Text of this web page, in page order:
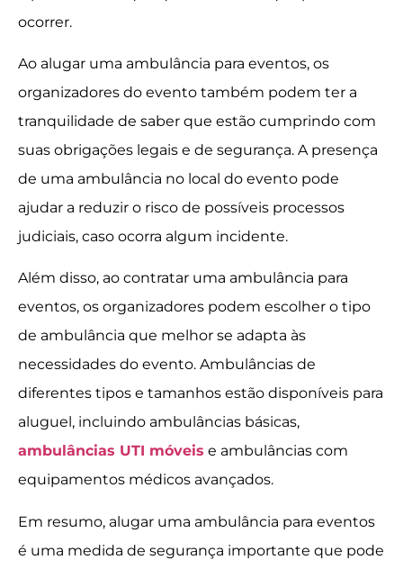
ocorrer.
Ao alugar uma ambulância para eventos, os
organizadores do evento também podem ter a
tranquilidade de saber que estão cumprindo com
suas obrigações legais e de segurança. A presença
de uma ambulância no local do evento pode
ajudar a reduzir o risco de possíveis processos
judiciais, caso ocorra algum incidente.
Além disso, ao contratar uma ambulância para
eventos, os organizadores podem escolher o tipo
de ambulância que melhor se adapta às
necessidades do evento. Ambulâncias de
diferentes tipos e tamanhos estão disponíveis para
aluguel, incluindo ambulâncias básicas,
ambulâncias UTI móveis e ambulâncias com
equipamentos médicos avançados.
Em resumo, alugar uma ambulância para eventos
é uma medida de segurança importante que pode